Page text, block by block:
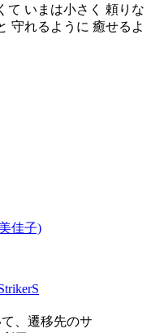
て いまは小さく 頼りな
守れるように 癒せるよ
佳子)
、遷移先のサ